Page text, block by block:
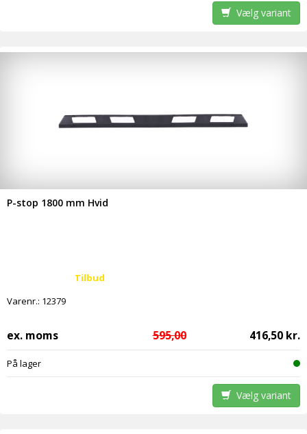
Vælg variant
P-stop 1800 mm Hvid
Tilbud
Varenr.: 12379
ex. moms 595,00 416,50 kr.
På lager
Vælg variant